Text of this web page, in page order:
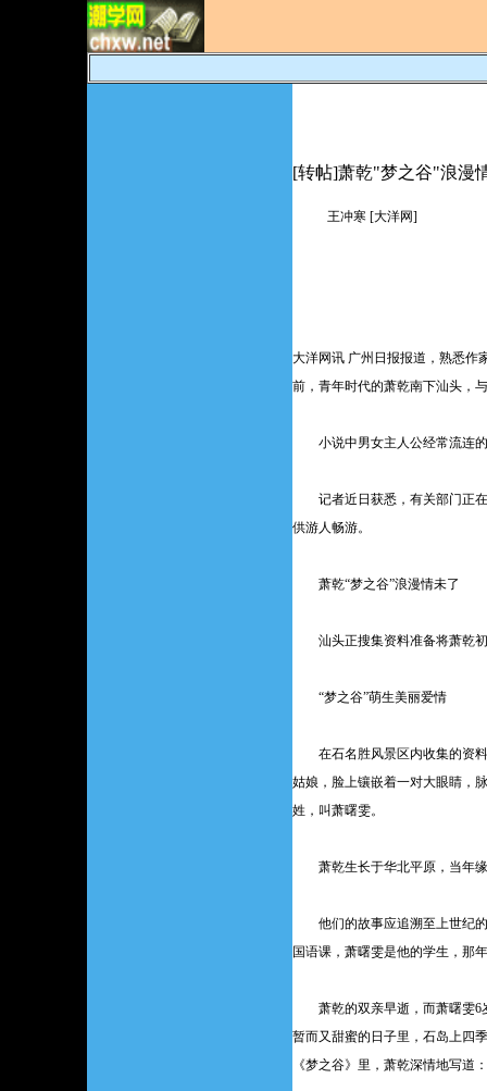
[转帖]萧乾"梦之谷"浪漫
王冲寒 [大洋网]
大洋网讯 广州日报报道，熟悉作
前，青年时代的萧乾南下汕头，
小说中男女主人公经常流连的
记者近日获悉，有关部门正在
供游人畅游。
萧乾“梦之谷”浪漫情未了
汕头正搜集资料准备将萧乾
“梦之谷”萌生美丽爱情
在石名胜风景区内收集的资料
姑娘，脸上镶嵌着一对大眼睛，
姓，叫萧曙雯。
萧乾生长于华北平原，当年缘
他们的故事应追溯至上世纪的
国语课，萧曙雯是他的学生，那
萧乾的双亲早逝，而萧曙雯6
暂而又甜蜜的日子里，石岛上四
《梦之谷》里，萧乾深情地写